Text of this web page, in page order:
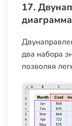
17.
диаграмма
два набора
позволяя